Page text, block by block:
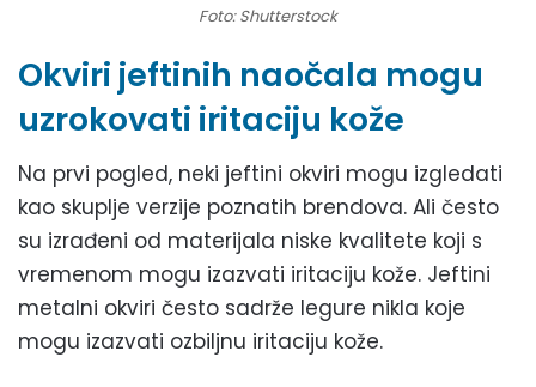
Foto: Shutterstock
Okviri jeftinih naočala mogu
uzrokovati iritaciju kože
Na prvi pogled, neki jeftini okviri mogu izgledati
kao skuplje verzije poznatih brendova. Ali često
su izrađeni od materijala niske kvalitete koji s
vremenom mogu izazvati iritaciju kože. Jeftini
metalni okviri često sadrže legure nikla koje
mogu izazvati ozbiljnu iritaciju kože.